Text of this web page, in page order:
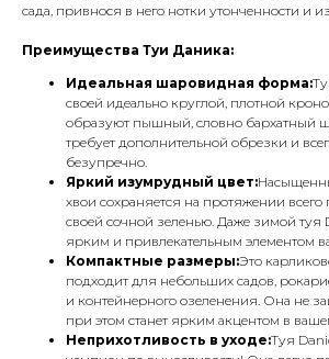
сада, привнося в него нотки утонченности и
Преимущества Туи Даника:
Идеальная шаровидная форма:
своей идеально круглой, плотной
образуют пышный, словно бархатный
требует дополнительной обрезки и
безупречно.
Яркий изумрудный цвет:
хвои сохраняется на протяжении всего
своей сочной зеленью. Даже зимой туя
ярким и привлекательным элементом
Компактные размеры:Это
подходит для небольших садов,
и контейнерного озеленения. Она не
при этом станет ярким акцентом в
Неприхотливость в уходе:Туя